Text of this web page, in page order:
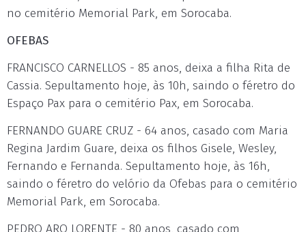
no cemitério Memorial Park, em Sorocaba.
OFEBAS
FRANCISCO CARNELLOS - 85 anos, deixa a filha Rita de
Cassia. Sepultamento hoje, às 10h, saindo o féretro do
Espaço Pax para o cemitério Pax, em Sorocaba.
FERNANDO GUARE CRUZ - 64 anos, casado com Maria
Regina Jardim Guare, deixa os filhos Gisele, Wesley,
Fernando e Fernanda. Sepultamento hoje, às 16h,
saindo o féretro do velório da Ofebas para o cemitério
Memorial Park, em Sorocaba.
PEDRO ARO LORENTE - 80 anos, casado com